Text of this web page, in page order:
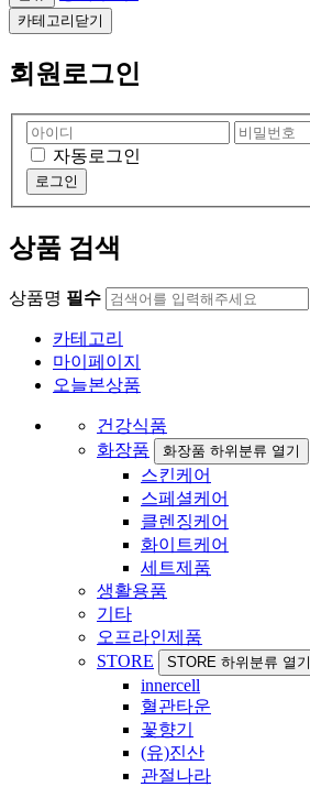
카테고리닫기
회원로그인
자동로그인
상품 검색
상품명 필수
카테고리
마이페이지
오늘본상품
건강식품
화장품
화장품 하위분류 열기
스킨케어
스페셜케어
클렌징케어
화이트케어
세트제품
생활용품
기타
오프라인제품
STORE
STORE 하위분류 열기
innercell
혈관타운
꽃향기
(유)진산
관절나라